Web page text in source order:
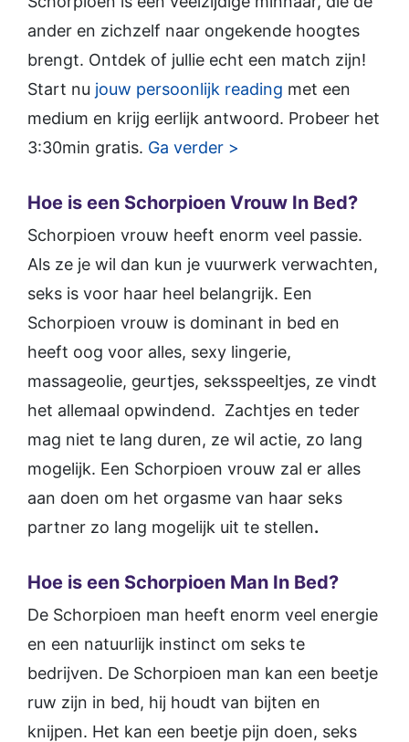
ander en zichzelf naar ongekende hoogtes
brengt. Ontdek of jullie echt een match zijn!
Start nu jouw persoonlijk reading met een
medium en krijg eerlijk antwoord. Probeer het
3:30min gratis. Ga verder >
Hoe is een Schorpioen Vrouw In Bed?
Schorpioen vrouw heeft enorm veel passie.
Als ze je wil dan kun je vuurwerk verwachten,
seks is voor haar heel belangrijk. Een
Schorpioen vrouw is dominant in bed en
heeft oog voor alles, sexy lingerie,
massageolie, geurtjes, seksspeeltjes, ze vindt
het allemaal opwindend. Zachtjes en teder
mag niet te lang duren, ze wil actie, zo lang
mogelijk. Een Schorpioen vrouw zal er alles
aan doen om het orgasme van haar seks
partner zo lang mogelijk uit te stellen.
Hoe is een Schorpioen Man In Bed?
De Schorpioen man heeft enorm veel energie
en een natuurlijk instinct om seks te
bedrijven. De Schorpioen man kan een beetje
ruw zijn in bed, hij houdt van bijten en
knijpen. Het kan een beetje pijn doen, seks